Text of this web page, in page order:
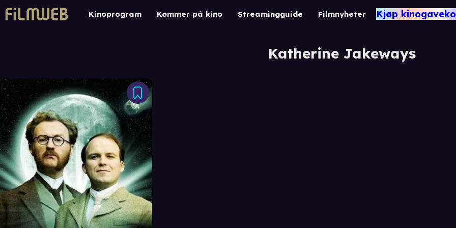
Kinoprogram Kommer på kino Streamingguide Filmnyheter Kjøp
Katherine Jakeways